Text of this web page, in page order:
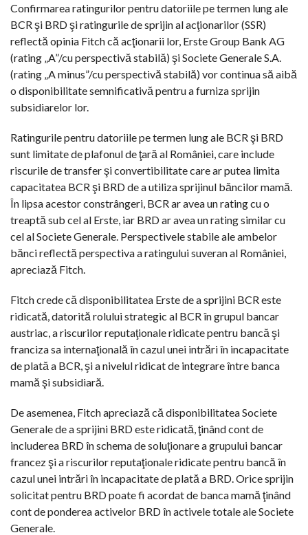
Confirmarea ratingurilor pentru datoriile pe termen lung ale
BCR şi BRD şi ratingurile de sprijin al acţionarilor (SSR)
reflectă opinia Fitch că acţionarii lor, Erste Group Bank AG
(rating „A”/cu perspectivă stabilă) şi Societe Generale S.A.
(rating „A minus”/cu perspectivă stabilă) vor continua să aibă
o disponibilitate semnificativă pentru a furniza sprijin
subsidiarelor lor.
Ratingurile pentru datoriile pe termen lung ale BCR şi BRD
sunt limitate de plafonul de ţară al României, care include
riscurile de transfer şi convertibilitate care ar putea limita
capacitatea BCR şi BRD de a utiliza sprijinul băncilor mamă.
În lipsa acestor constrângeri, BCR ar avea un rating cu o
treaptă sub cel al Erste, iar BRD ar avea un rating similar cu
cel al Societe Generale. Perspectivele stabile ale ambelor
bănci reflectă perspectiva a ratingului suveran al României,
apreciază Fitch.
Fitch crede că disponibilitatea Erste de a sprijini BCR este
ridicată, datorită rolului strategic al BCR în grupul bancar
austriac, a riscurilor reputaţionale ridicate pentru bancă şi
franciza sa internaţională în cazul unei intrări în incapacitate
de plată a BCR, şi a nivelul ridicat de integrare între banca
mamă şi subsidiară.
De asemenea, Fitch apreciază că disponibilitatea Societe
Generale de a sprijini BRD este ridicată, ţinând cont de
includerea BRD în schema de soluţionare a grupului bancar
francez şi a riscurilor reputaţionale ridicate pentru bancă în
cazul unei intrări în incapacitate de plată a BRD. Orice sprijin
solicitat pentru BRD poate fi acordat de banca mamă ţinând
cont de ponderea activelor BRD în activele totale ale Societe
Generale.